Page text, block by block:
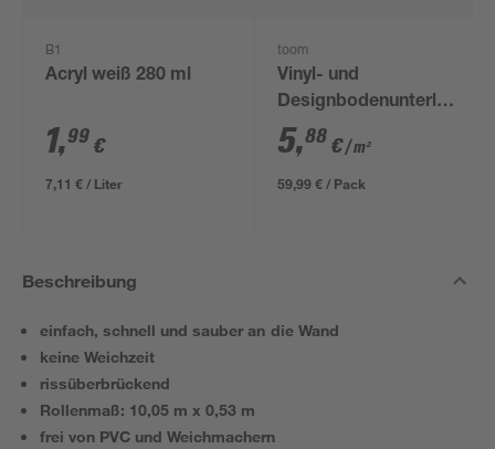
B1
Acryl weiß 280 ml
1,99 €
7,11 € / Liter
toom
Vinyl- und
Designbodenunterlage
'Aquastop' 1,5 mm,
1,2 x 8,5 m, 10,2 m² +
Tape
5,88 €/ m²
59,99 € / Pack
Beschreibung
einfach, schnell und sauber an die Wand
keine Weichzeit
rissüberbrückend
Rollenmaß: 10,05 m x 0,53 m
frei von PVC und Weichmachern